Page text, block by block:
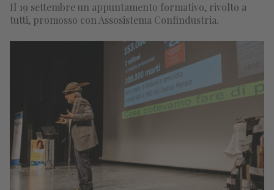
Il 19 settembre un appuntamento formativo, rivolto a
tutti, promosso con Assosistema Confindustria.